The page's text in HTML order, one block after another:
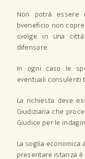
Non potrà
bveneficio non
svolge in una
difensore.
In ogni caso le
eventuali consulenti
La richiesta deve
Giudiziaria che
Giudice per le
La soglia
presentare istanza